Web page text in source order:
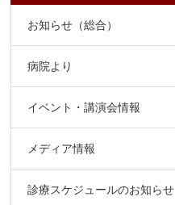
お知らせ（総合）
病院より
イベント・講演会情報
メディア情報
診療スケジュールのお知らせ